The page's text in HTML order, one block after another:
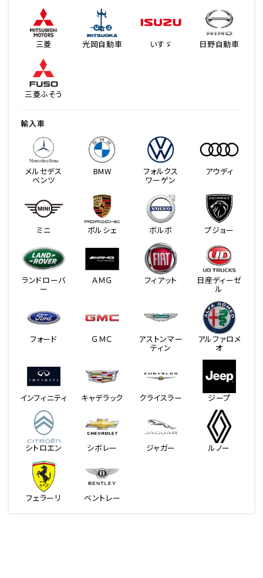
三菱 光岡自動車 いすゞ 日野自動車
三菱ふそう
輸入車
メルセデス
ベンツ
BMW フォルクス
ワーゲン
アウディ
ミニ ポルシェ ボルボ プジョー
ランドローバ
ー
ＡＭＧ フィアット 日産ディーゼ
ル
フォード ＧＭＣ アストンマー
ティン
アルファロメ
オ
インフィニティ キャデラック クライスラー ジープ
シトロエン シボレー ジャガー ルノー
フェラーリ ベントレー